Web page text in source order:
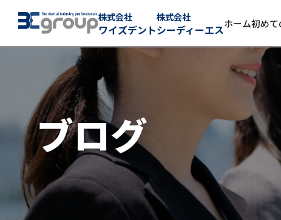
株式会社
ワイズデント
株式会社
シーディーエスホーム初め
ブログ